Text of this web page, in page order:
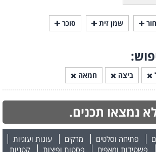
שמן זית סוכר
ביצה חמאה
נמצאו תכנים.
פתיחה וסלטים מרקים
עוגות ועוגיות
פשטידות ומאפים פסטות ופיצות קטניות